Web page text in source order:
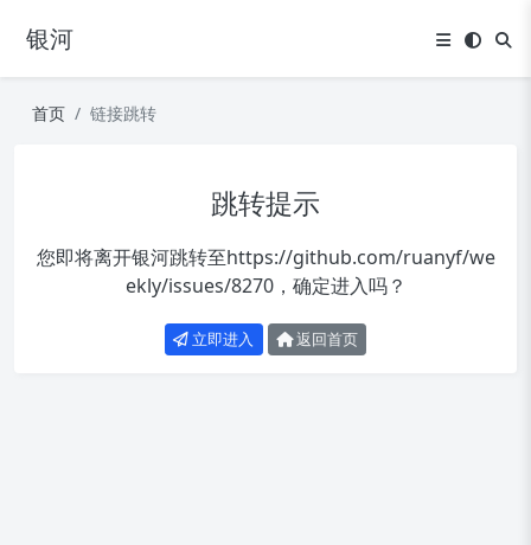
银河
首页 链接跳转
跳转提示
您即将离开银河跳转至https://github.com/ruanyf/we
ekly/issues/8270，确定进入吗？
立即进入 返回首页